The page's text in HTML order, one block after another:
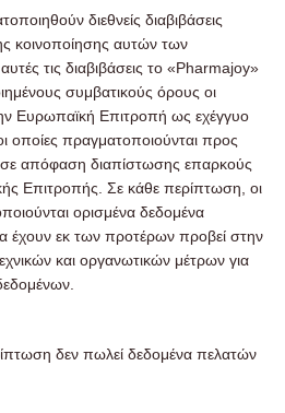
διεθνείς διαβιβάσεις
κοινοποίησης αυτών των
τις διαβιβάσεις το «Pharmajoy»
συμβατικούς όρους οι
Ευρωπαϊκή Επιτροπή ως εχέγγυο
οι οποίες πραγματοποιούνται προς
σε απόφαση διαπίστωσης επαρκούς
Επιτροπής. Σε κάθε περίπτωση, οι
ορισμένα δεδομένα
εκ των προτέρων προβεί στην
και οργανωτικών μέτρων για
δεν πωλεί δεδομένα πελατών